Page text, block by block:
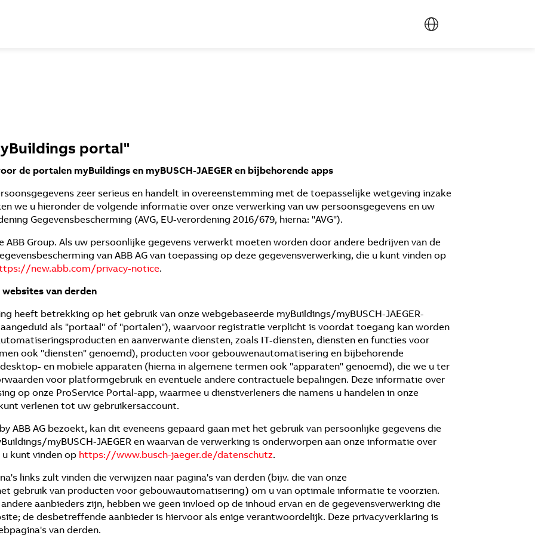
portal"
de portalen myBuildings en myBUSCH-JAEGER en bijbehorende apps
zeer serieus en handelt in overeenstemming met de toepasselijke wetgeving inzake
we u hieronder de volgende informatie over onze verwerking van uw persoonsgegevens en uw
Gegevensbescherming (AVG, EU-verordening 2016/679, hierna: "AVG").
ABB Group. Als uw persoonlijke gegevens verwerkt moeten worden door andere bedrijven van de
van ABB AG van toepassing op deze gegevensverwerking, die u kunt vinden op
new.abb.com/privacy-notice.
van derden
heeft betrekking op het gebruik van onze webgebaseerde myBuildings/myBUSCH-JAEGER-
als "portaal" of "portalen"), waarvoor registratie verplicht is voordat toegang kan worden
en aanverwante diensten, zoals IT-diensten, diensten en functies voor
ook "diensten" genoemd), producten voor gebouwenautomatisering en bijbehorende
en mobiele apparaten (hierna in algemene termen ook "apparaten" genoemd), die we u ter
voor platformgebruik en eventuele andere contractuele bepalingen. Deze informatie over
op onze ProService Portal-app, waarmee u dienstverleners die namens u handelen in onze
verlenen tot uw gebruikersaccount.
ABB AG bezoekt, kan dit eveneens gepaard gaan met het gebruik van persoonlijke gegevens die
myBUSCH-JAEGER en waarvan de verwerking is onderworpen aan onze informatie over
kunt vinden op https://www.busch-jaeger.de/datenschutz.
links zult vinden die verwijzen naar pagina's van derden (bijv. die van onze
gebruik van producten voor gebouwautomatisering) om u van optimale informatie te voorzien.
aanbieders zijn, hebben we geen invloed op de inhoud ervan en de gegevensverwerking die
de desbetreffende aanbieder is hiervoor als enige verantwoordelijk. Deze privacyverklaring is
van derden.